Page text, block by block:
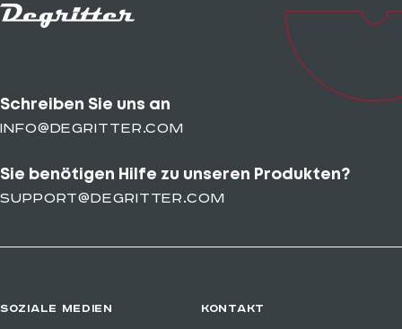
Schreiben Sie uns an
info@degritter.com
Sie benötigen Hilfe zu unseren Produkten?
support@degritter.com
SOZIALE MEDIEN KONTAKT